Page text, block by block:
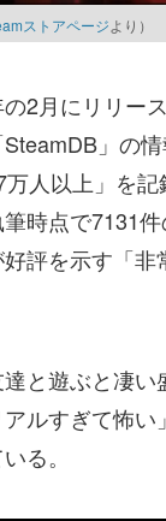
ストアページより）
2月にリリー
」の
人以上」を
時点で7131
評を示す「非
と遊ぶと凄い
ルすぎて怖い
る。